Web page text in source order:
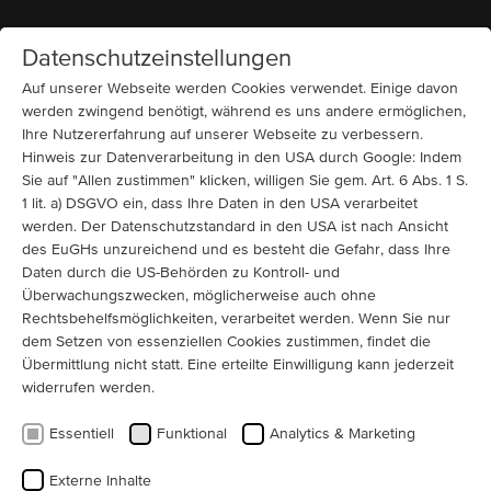
MENÜ Startseite
Messen
MENZEL Elektromotoren auf der
Maintech 2019
MENZEL wird vom 30.-31. Oktober 2019 mit einem
eigenen Stand 118 auf der diesjährigen Maintech in
Birmingham, ausstellen. Dies ist für unsere Kunden aus
UK die perfekte Gelegenheit, unseren neuen
Geschäftsführer von MENZEL Great Britain Ltd., Mr.
Martin Rooney zu treffen.
Martin Rooneyist seit Frühjahr 2019 für MENZEL tätig ist steht mit
Datenschutzeinstellungen
Auf unserer Webseite werden Cookies verwendet. Einige davon
werden zwingend benötigt, während es uns andere ermöglichen,
Ihre Nutzererfahrung auf unserer Webseite zu verbessern.
Hinweis zur Datenverarbeitung in den USA durch Google: Indem
Sie auf "Allen zustimmen" klicken, willigen Sie gem. Art. 6 Abs. 1 S.
1 lit. a) DSGVO ein, dass Ihre Daten in den USA verarbeitet
werden. Der Datenschutzstandard in den USA ist nach Ansicht
des EuGHs unzureichend und es besteht die Gefahr, dass Ihre
Daten durch die US-Behörden zu Kontroll- und
Überwachungszwecken, möglicherweise auch ohne
Rechtsbehelfsmöglichkeiten, verarbeitet werden. Wenn Sie nur
dem Setzen von essenziellen Cookies zustimmen, findet die
Übermittlung nicht statt. Eine erteilte Einwilligung kann jederzeit
widerrufen werden.
Essentiell Funktional Analytics & Marketing
Externe Inhalte